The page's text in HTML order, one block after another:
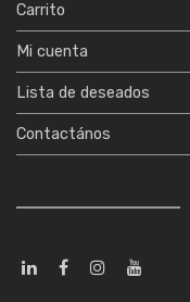
Carrito
Mi cuenta
Lista de deseados
Contactános